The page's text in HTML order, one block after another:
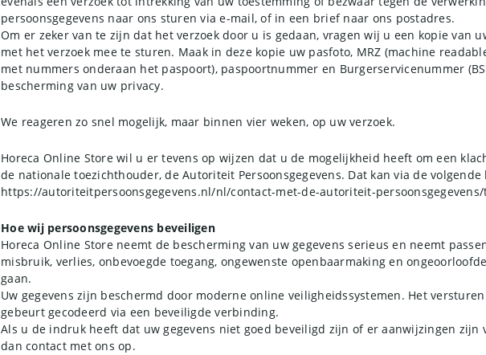
persoonsgegevens naar ons sturen via e-mail, of in een brief naar ons postadres.
Om er zeker van te zijn dat het verzoek door u is gedaan, vragen wij u een kopie van
met het verzoek mee te sturen. Maak in deze kopie uw pasfoto, MRZ (machine
met nummers onderaan het paspoort), paspoortnummer en Burgerservicenummer
bescherming van uw privacy.
We reageren zo snel mogelijk, maar binnen vier weken, op uw verzoek.
Horeca Online Store wil u er tevens op wijzen dat u de mogelijkheid heeft om een
de nationale toezichthouder, de Autoriteit Persoonsgegevens. Dat kan via de volgende
https://autoriteitpersoonsgegevens.nl/nl/contact-met-de-autoriteit-
Hoe wij persoonsgegevens beveiligen
Horeca Online Store neemt de bescherming van uw gegevens serieus en neemt
misbruik, verlies, onbevoegde toegang, ongewenste openbaarmaking en
gaan.
Uw gegevens zijn beschermd door moderne online veiligheidssystemen. Het
gebeurt gecodeerd via een beveiligde verbinding.
Als u de indruk heeft dat uw gegevens niet goed beveiligd zijn of er aanwijzingen zijn
dan contact met ons op.